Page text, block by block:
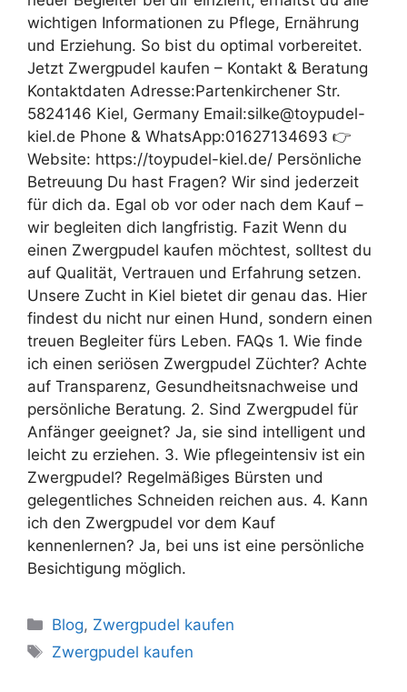
wichtigen Informationen zu Pflege, Ernährung
und Erziehung. So bist du optimal vorbereitet.
Jetzt Zwergpudel kaufen – Kontakt & Beratung
Kontaktdaten Adresse:Partenkirchener Str.
5824146 Kiel, Germany Email:silke@toypudel-
kiel.de Phone & WhatsApp:01627134693 👉
Website: https://toypudel-kiel.de/ Persönliche
Betreuung Du hast Fragen? Wir sind jederzeit
für dich da. Egal ob vor oder nach dem Kauf –
wir begleiten dich langfristig. Fazit Wenn du
einen Zwergpudel kaufen möchtest, solltest du
auf Qualität, Vertrauen und Erfahrung setzen.
Unsere Zucht in Kiel bietet dir genau das. Hier
findest du nicht nur einen Hund, sondern einen
treuen Begleiter fürs Leben. FAQs 1. Wie finde
ich einen seriösen Zwergpudel Züchter? Achte
auf Transparenz, Gesundheitsnachweise und
persönliche Beratung. 2. Sind Zwergpudel für
Anfänger geeignet? Ja, sie sind intelligent und
leicht zu erziehen. 3. Wie pflegeintensiv ist ein
Zwergpudel? Regelmäßiges Bürsten und
gelegentliches Schneiden reichen aus. 4. Kann
ich den Zwergpudel vor dem Kauf
kennenlernen? Ja, bei uns ist eine persönliche
Besichtigung möglich.
Blog, Zwergpudel kaufen
Zwergpudel kaufen